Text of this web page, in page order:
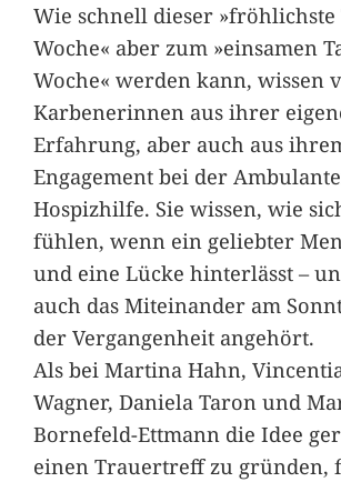
Wie schnell dieser »fröhlichste
Woche« aber zum »einsamen
Woche« werden kann, wissen
Karbenerinnen aus ihrer
Erfahrung, aber auch aus
Engagement bei der
Hospizhilfe. Sie wissen, wie
fühlen, wenn ein geliebter
und eine Lücke hinterlässt –
auch das Miteinander am
der Vergangenheit angehört.
Als bei Martina Hahn,
Wagner, Daniela Taron und
Bornefeld-Ettmann die Idee
einen Trauertreff zu gründen,